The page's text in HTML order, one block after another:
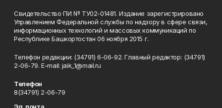
Свидетельство ПИ № ТУ02-01481. Издание зарегистрировано
Управлением Федеральной службы по надзору в сфере связи,
информационных технологий и массовых коммуникаций по
Республике Башкортостан 06 ноября 2015 г.
Телефон редакции: (34791) 6-06-92. Главный редактор: (34791)
2-06-79. Е-mаil: jaik_1@mail.ru
Телефон
8(34791) 2-06-79